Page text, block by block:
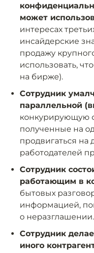
может
интересах
инсайдерские
продажу
использовать,
на бирже).
Сотрудник
параллельной
конкурирующую
полученные на
продвигаться на
работодателей
Сотрудник
работающим в
бытовых
информацией,
о неразглашении.
Сотрудник
иного